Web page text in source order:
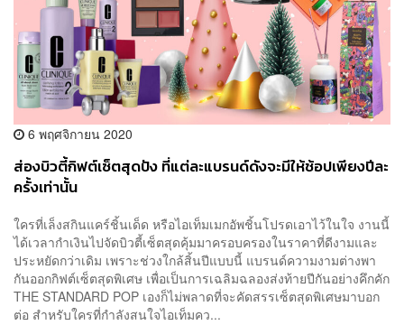
6 พฤศจิกายน 2020
ส่องบิวตี้กิฟต์เซ็ตสุดปัง ที่แต่ละแบรนด์ดังจะมีให้ช้อปเพียงปีละ
ครั้งเท่านั้น
ใครที่เล็งสกินแคร์ชิ้นเด็ด หรือไอเท็มเมกอัพชิ้นโปรดเอาไว้ในใจ งานนี้
ได้เวลากำเงินไปจัดบิวตี้เซ็ตสุดคุ้มมาครอบครองในราคาที่ดีงามและ
ประหยัดกว่าเดิม เพราะช่วงใกล้สิ้นปีแบบนี้ แบรนด์ความงามต่างพา
กันออกกิฟต์เซ็ตสุดพิเศษ เพื่อเป็นการเฉลิมฉลองส่งท้ายปีกันอย่างคึกคัก
THE STANDARD POP เองก็ไม่พลาดที่จะคัดสรรเซ็ตสุดพิเศษมาบอก
ต่อ สำหรับใครที่กำลังสนใจไอเท็มคว...